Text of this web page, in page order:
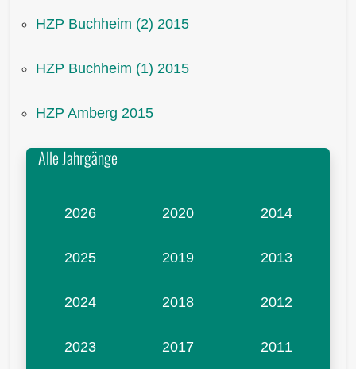
HZP Buchheim (2) 2015
HZP Buchheim (1) 2015
HZP Amberg 2015
Alle Jahrgänge
2026
2025
2024
2023
2020
2019
2018
2017
2014
2013
2012
2011